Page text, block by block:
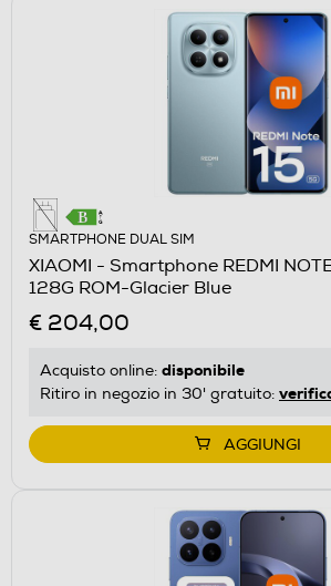
SMARTPHONE DUAL SIM
XIAOMI - Smartphone REDMI
128G ROM-Glacier Blue
€ 204,00
Acquisto online: disponibile
Ritiro in negozio in 30' gratuito:
AGGIUNGI